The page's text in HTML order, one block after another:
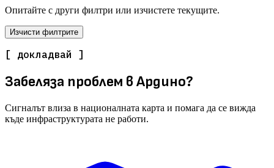
Опитайте с други филтри или изчистете текущите.
Изчисти филтрите
[ докладвай ]
Забеляза проблем в Ардино?
Сигналът влиза в националната карта и помага да се вижда
къде инфраструктурата не работи.